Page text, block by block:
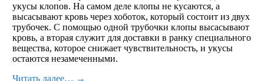
укусы клопов. На самом деле клопы не кусаются, а
высасывают кровь через хоботок, который состоит из двух
трубочек. С помощью одной трубочки клопы высасывают
кровь, а вторая служит для доставки в ранку специального
вещества, которое снижает чувствительность, и укусы
остаются незамеченными.
Читать далее… →